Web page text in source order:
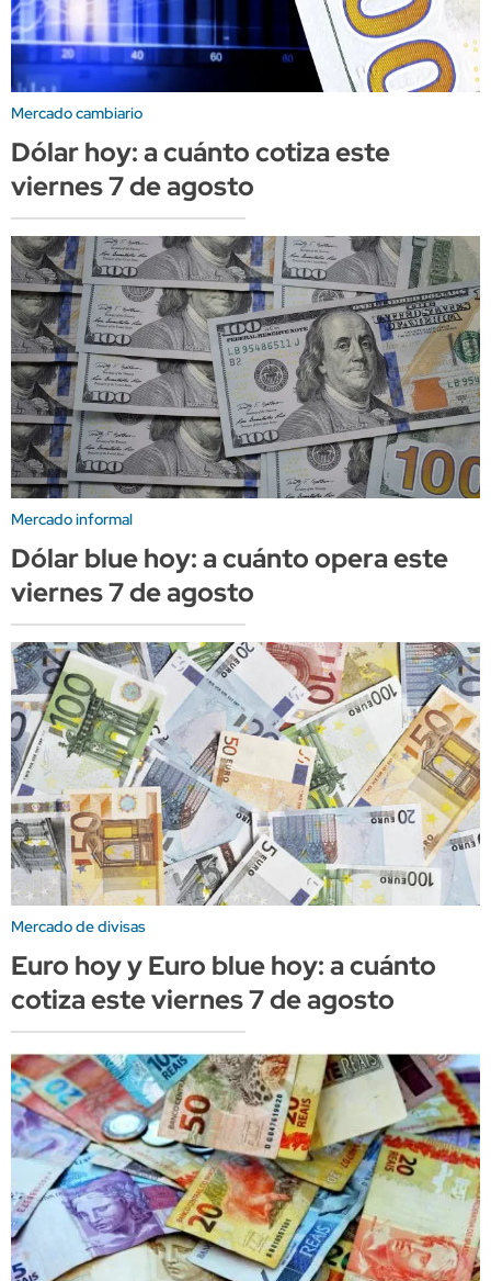
Mercado cambiario
Dólar hoy: a cuánto cotiza este
viernes 7 de agosto
Mercado informal
Dólar blue hoy: a cuánto opera este
viernes 7 de agosto
Mercado de divisas
Euro hoy y Euro blue hoy: a cuánto
cotiza este viernes 7 de agosto